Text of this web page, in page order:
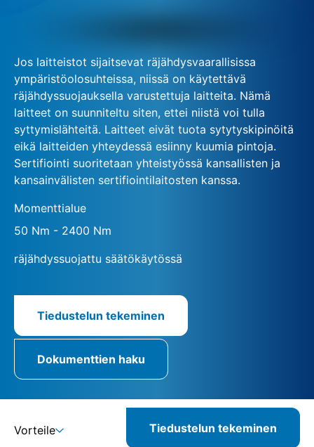
Jos laitteistot sijaitsevat räjähdysvaarallisissa
ympäristöolosuhteissa, niissä on käytettävä
räjähdyssuojauksella varustettuja laitteita. Nämä
laitteet on suunniteltu siten, ettei niistä voi tulla
syttymislähteitä. Laitteet eivät tuota sytytyskipinöitä
eikä laitteiden yhteydessä esiinny kuumia pintoja.
Sertifiointi suoritetaan yhteistyössä kansallisten ja
kansainvälisten sertifiointilaitosten kanssa.
Momenttialue
50 Nm - 2400 Nm
räjähdyssuojattu säätökäytössä
Tiedustelun tekeminen
Dokumenttien haku
Vorteile Tiedustelun tekeminen